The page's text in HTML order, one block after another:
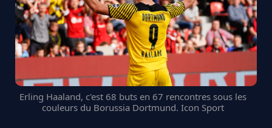
Erling Haaland, c'est 68 buts en 67 rencontres sous les
couleurs du Borussia Dortmund. Icon Sport